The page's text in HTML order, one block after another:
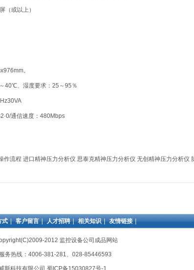
（或以上）
。
40℃、湿度要求：25～95％
通信速度：480Mbps
作流程 进口精神压力分析仪 思泰克精神压力分析仪 无创精神压力分析仪
2012 监控设备公司成品网站
务热线：4006-381-281、028-85446593
斯科技有限公司 蜀ICP备15030827号-1
式 | 客户留言 | 人才招聘 | 相关知识 | 友情链接 |